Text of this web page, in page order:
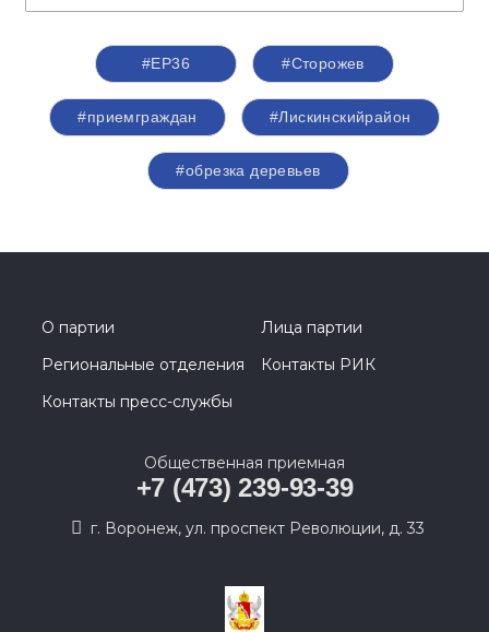
#ЕР36 #Сторожев
#приемграждан #Лискинскийрайон
#обрезка деревьев
О партии
Лица партии
Региональные отделения
Контакты РИК
Контакты пресс-службы
Общественная приемная
+7 (473) 239-93-39
г. Воронеж, ул. проспект Революции, д. 33